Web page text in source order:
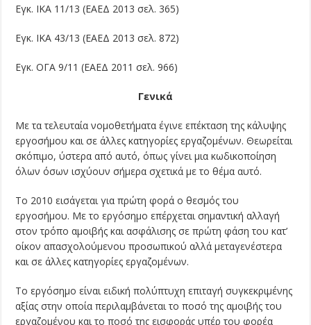
Εγκ. ΙΚΑ 11/13 (ΕΑΕΔ 2013 σελ. 365)
Εγκ. ΙΚΑ 43/13 (ΕΑΕΔ 2013 σελ. 872)
Εγκ. ΟΓΑ 9/11 (ΕΑΕΔ 2011 σελ. 966)
Γενικά
Με τα τελευταία νομοθετήματα έγινε επέκταση της κάλυψης
εργοσήμου και σε άλλες κατηγορίες εργαζομένων. Θεωρείται
σκόπιμο, ύστερα από αυτό, όπως γίνει μια κωδικοποίηση
όλων όσων ισχύουν σήμερα σχετικά με το θέμα αυτό.
Το 2010 εισάγεται για πρώτη φορά ο θεσμός του
εργοσήμου. Με το εργόσημο επέρχεται σημαντική αλλαγή
στον τρόπο αμοιβής και ασφάλισης σε πρώτη φάση του κατ’
οίκον απασχολούμενου προσωπικού αλλά μεταγενέστερα
και σε άλλες κατηγορίες εργαζομένων.
Το εργόσημο είναι ειδική πολύπτυχη επιταγή συγκεκριμένης
αξίας στην οποία περιλαμβάνεται το ποσό της αμοιβής του
εργαζομένου και το ποσό της εισφοράς υπέρ του φορέα